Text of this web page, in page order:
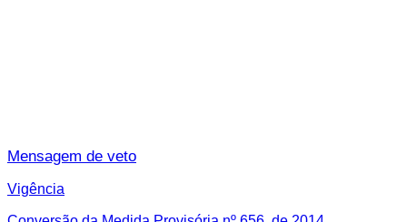
Mensagem de veto
Vigência